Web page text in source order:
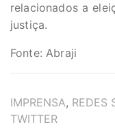
relacionados a
justiça.
Fonte: Abraji
TAGS
IMPRENSA, REDES
TWITTER